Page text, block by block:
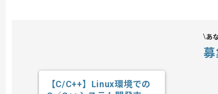
あ
【C/C++】Linux環境での